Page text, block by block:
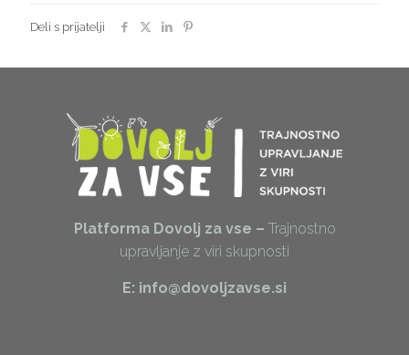
Deli s prijatelji
Platforma Dovolj za vse – Trajnostno
upravljanje z viri skupnosti
E: info@dovoljzavse.si